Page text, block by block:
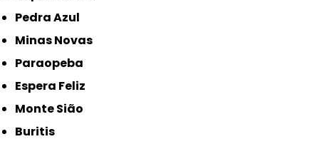
Pedra Azul
Minas Novas
Paraopeba
Espera Feliz
Monte Sião
Buritis